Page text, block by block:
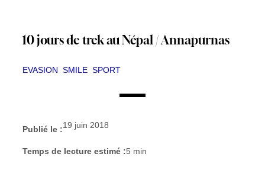
10 jours de trek au Népal / Annapurnas
EVASION SMILE SPORT
Publié le :19 juin 2018
Temps de lecture estimé :5 min